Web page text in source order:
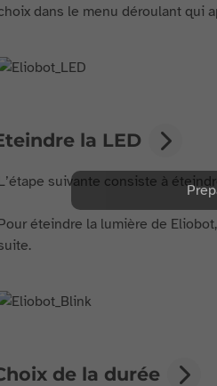
dans le menu déroulant qui
la LED
suivante consiste à
éteindre la lumière de
de la durée